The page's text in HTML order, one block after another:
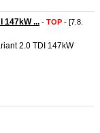
147kW ... - TOP - [7.8.
2.0 TDI 147kW